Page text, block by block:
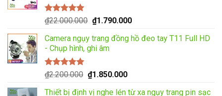
Được xếp
hạng
sao
₫22.000.000 Giá
là:
₫22.000.000.
₫1.790.000Giá
tại
Camera ngụy trang đồng hồ đeo tay T11 Full HD
- Chụp hình, ghi âm
Được xếp
hạng
sao
₫2.200.000 Giá
₫1.850.000Giá
Thiết bị định vị nghe lén từ xa ngụy trang pin sạc